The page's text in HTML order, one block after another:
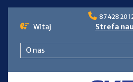
to
87 428 20
Witaj Strefa
O nas